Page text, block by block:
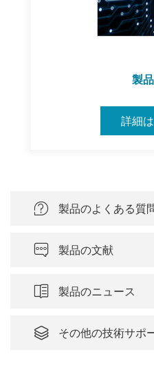
製
詳細
製品のよくある質
製品の文献
製品のニュース
その他の技術サポ